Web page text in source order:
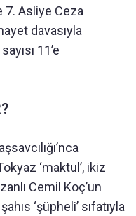
7. Asliye Ceza
davasıyla
11’e
‘maktul’, ikiz
Cemil Koç’un
‘şüpheli’ sıfatıyla